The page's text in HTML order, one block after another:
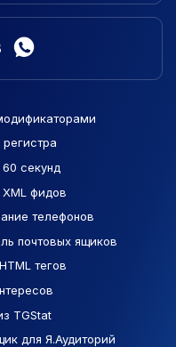
секунд
XML фидов
телефонов
почтовых ящиков
тегов
TGStat
для Я.Аудиторий
Карты
сайты
реклама